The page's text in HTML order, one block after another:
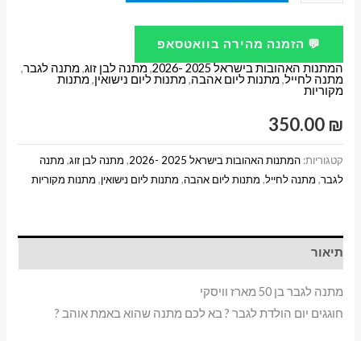
של
מתנה
לגבר
בן
50
מארז
💬 הזמנה מהירה בוואטסאפ
המתנות האהובות בישראל 2025 -2026
,מתנה לבן זוג,מתנה לגבר,
מתנה לחייל,מתנות ליום אהבה,מתנות ליום נישואין,מתנות
מקוריות
350.00 ₪
קטגוריות:המתנות האהובות בישראל 2025 -2026 , מתנה לבן זוג, מתנה
לגבר, מתנה לחייל, מתנות ליום אהבה, מתנות ליום נישואין, מתנות מקוריות
תיאור
מתנה לגבר בן 50 מארז וויסקי
חוגגים יום הולדת לגבר ? בא לכם מתנה שהוא באמת אוהב ?